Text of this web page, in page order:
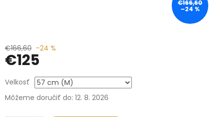
€166,60
–24 %
€166,60 –24 %
€125
Jednotková
cena:
Velkosť
Môžeme doručiť do: 12. 8. 2026